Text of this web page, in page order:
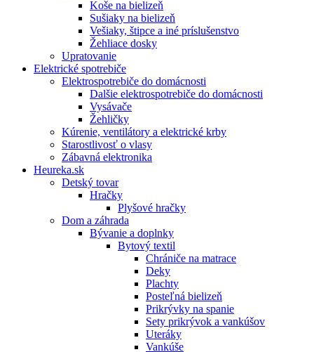
Koše na bielizeň
Sušiaky na bielizeň
Vešiaky, štipce a iné príslušenstvo
Žehliace dosky
Upratovanie
Elektrické spotrebiče
Elektrospotrebiče do domácnosti
Dalšie elektrospotrebiče do domácnosti
Vysávače
Žehličky
Kúrenie, ventilátory a elektrické krby
Starostlivosť o vlasy
Zábavná elektronika
Heureka.sk
Detský tovar
Hračky
Plyšové hračky
Dom a záhrada
Bývanie a doplnky
Bytový textil
Chrániče na matrace
Deky
Plachty
Posteľná bielizeň
Prikrývky na spanie
Sety prikrývok a vankúšov
Uteráky
Vankúše